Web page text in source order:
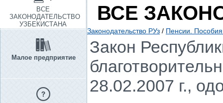
ВСЕ
ЗАКОНОДАТЕЛЬСТВО
УЗБЕКИСТАНА
Малое предприятие
ВСЕ
Законодательство РУз / Пенсии.
Закон
28.02.2007 г.,